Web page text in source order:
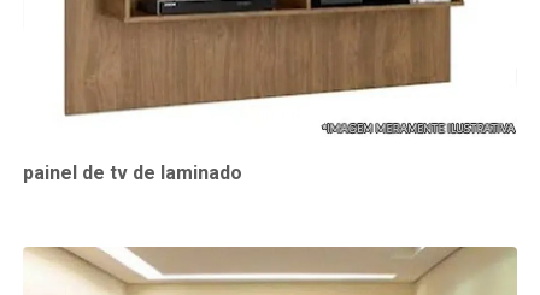
painel de tv de laminado